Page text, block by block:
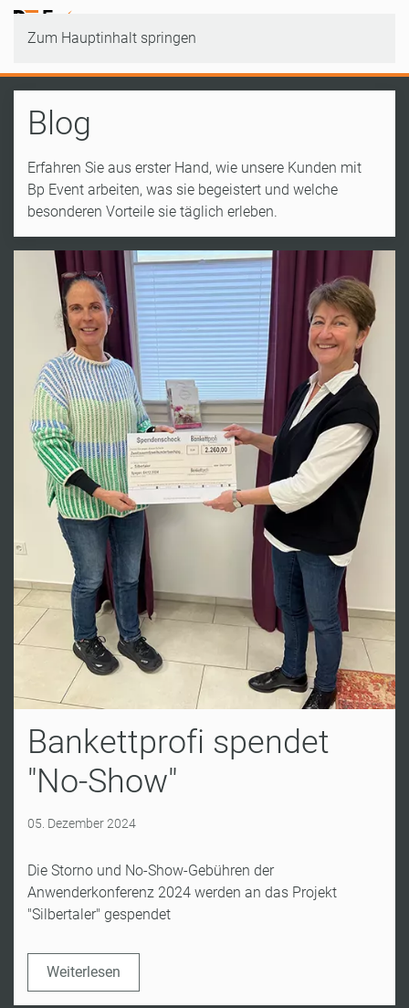
Zum Hauptinhalt springen
Blog
Erfahren Sie aus erster Hand, wie unsere Kunden mit
Bp Event arbeiten, was sie begeistert und welche
besonderen Vorteile sie täglich erleben.
Bankettprofi spendet
"No-Show"
05. Dezember 2024
Die Storno und No-Show-Gebühren der
Anwenderkonferenz 2024 werden an das Projekt
"Silbertaler" gespendet
Weiterlesen